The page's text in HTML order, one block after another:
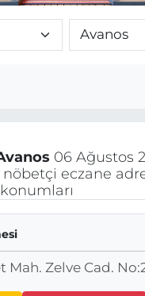
06 Ağustos
eczane
Mah. Zelve Cad.